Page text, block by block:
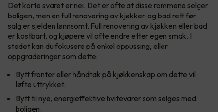
Det korte svaret er nei. Det er ofte at disse rommene selger
boligen, men en full renovering av kjøkken og bad rett før
salg er sjelden lønnsomt. Full renovering av kjøkken eller bad
er kostbart, og kjøpere vil ofte endre etter egen smak. I
stedet kan du fokusere på enkel oppussing, eller
oppgraderinger som dette:
Bytt fronter eller håndtak på kjøkkenskap om dette vil
løfte uttrykket.
Bytt til nye, energieffektive hvitevarer som selges med
boligen.